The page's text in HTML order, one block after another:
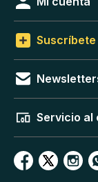
Suscríbete
Servicio al